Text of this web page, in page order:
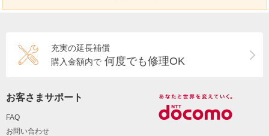
充実の延長補償
購入金額内で 何度でも修理OK
お客さまサポート
FAQ
お問い合わせ